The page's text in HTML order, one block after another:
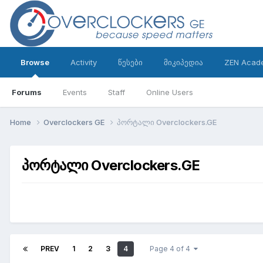
Browse
Forums Events Staff Online Users
Activity წესები მიკიპედია ZEN
Home Overclockers GE პორტალი Overclockers.GE
პორტალი Overclockers.GE
PREV 1 2 3 4 Page 4 of 4